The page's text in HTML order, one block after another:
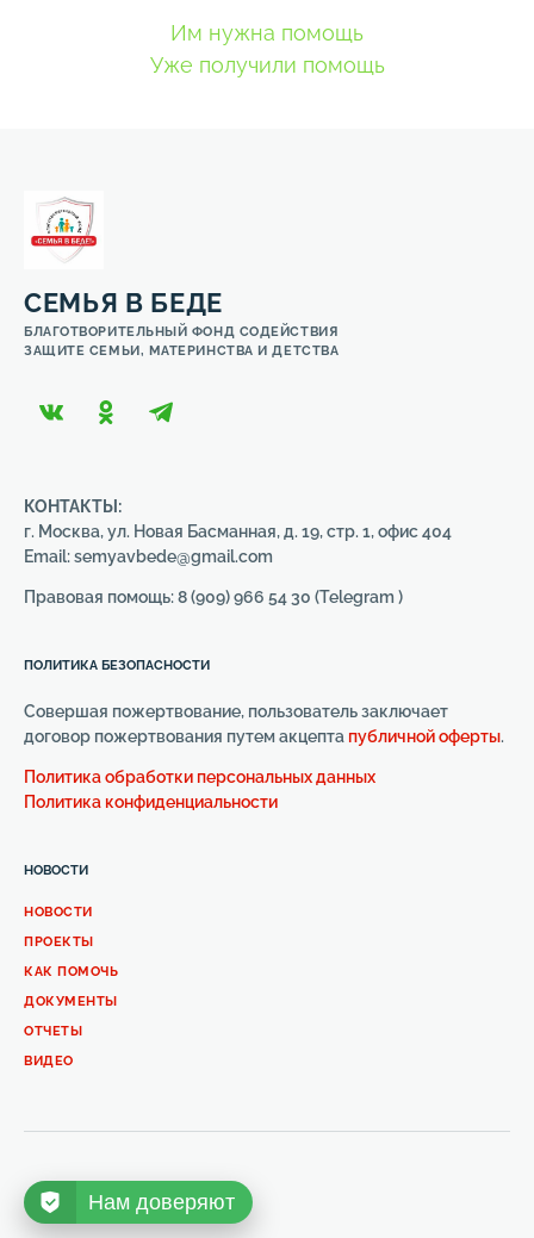
Им нужна помощь
Уже получили помощь
СЕМЬЯ В БЕДЕ
БЛАГОТВОРИТЕЛЬНЫЙ ФОНД СОДЕЙСТВИЯ
ЗАЩИТЕ СЕМЬИ, МАТЕРИНСТВА И ДЕТСТВА
КОНТАКТЫ:
г. Москва, ул. Новая Басманная, д. 19, стр. 1, офис 404
Email: semyavbede@gmail.com
Правовая помощь: 8 (909) 966 54 30 (Telegram )
НОВОСТИ
НОВОСТИ
ПРОЕКТЫ
КАК ПОМОЧЬ
ДОКУМЕНТЫ
ОТЧЕТЫ
ВИДЕО
ПОЛИТИКА БЕЗОПАСНОСТИ
Совершая пожертвование, пользователь заключает
договор пожертвования путем акцепта публичной оферты.
Политика обработки персональных данных
Политика конфиденциальности
Нам доверяют